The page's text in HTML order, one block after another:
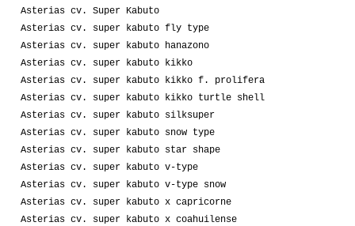
Asterias cv. Super Kabuto
Asterias cv. super kabuto fly type
Asterias cv. super kabuto hanazono
Asterias cv. super kabuto kikko
Asterias cv. super kabuto kikko f. prolifera
Asterias cv. super kabuto kikko turtle shell
Asterias cv. super kabuto silksuper
Asterias cv. super kabuto snow type
Asterias cv. super kabuto star shape
Asterias cv. super kabuto v-type
Asterias cv. super kabuto v-type snow
Asterias cv. super kabuto x capricorne
Asterias cv. super kabuto x coahuilense